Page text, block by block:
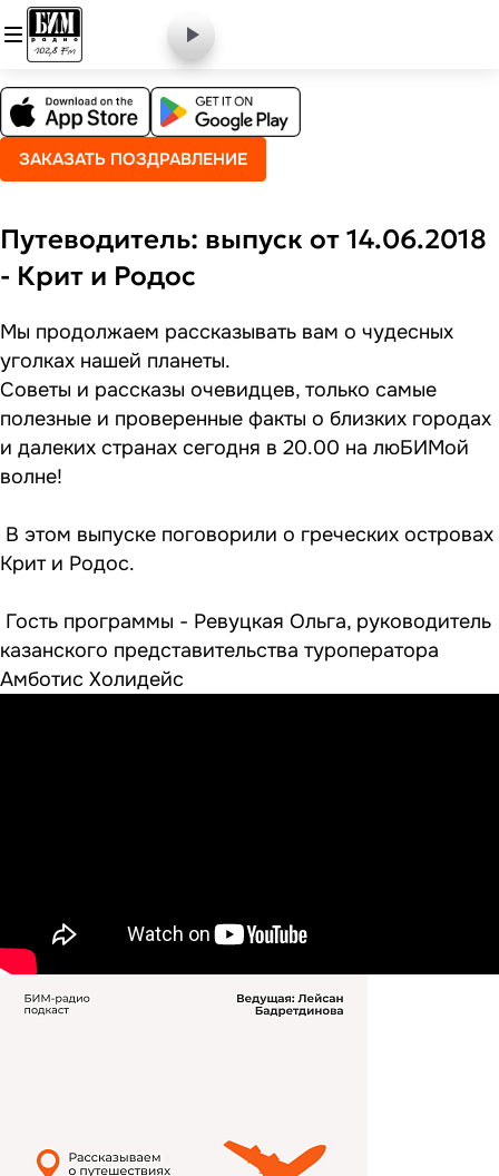
ЗАКАЗАТЬ ПОЗДРАВЛЕНИЕ
Путеводитель: выпуск от 14.06.2018
- Крит и Родос
Мы продолжаем рассказывать вам о чудесных
уголках нашей планеты.
Советы и рассказы очевидцев, только самые
полезные и проверенные факты о близких городах
и далеких странах сегодня в 20.00 на люБИМой
волне!
В этом выпуске поговорили о греческих островах
Крит и Родос.
Гость программы - Ревуцкая Ольга, руководитель
казанского представительства туроператора
Амботис Холидейс